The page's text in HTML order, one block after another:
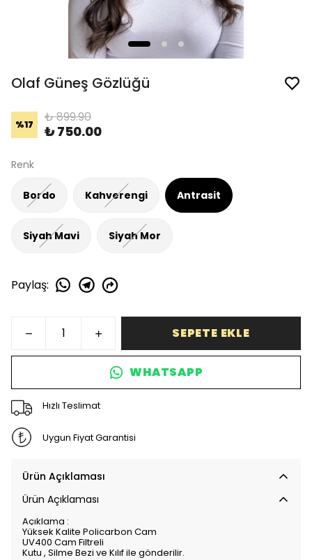
Olaf Güneş Gözlüğü
%17 ₺ 899.90
₺ 750.00
Renk
Bordo Kahverengi Antrasit
Siyah Mavi Siyah Mor
Paylaş:
SEPETE EKLE
WHATSAPP
Hızlı Teslimat
Uygun Fiyat Garantisi
Ürün Açıklaması
Ürün Açıklaması
Açıklama :
Yüksek Kalite Policarbon Cam
UV400 Cam Filtreli
Kutu , Silme Bezi ve Kılıf ile gönderilir.